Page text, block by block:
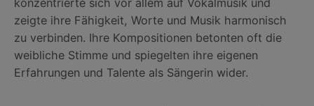
zeigte ihre Fähigkeit, Worte und Musik harmonisch
zu verbinden. Ihre Kompositionen betonten oft die
weibliche Stimme und spiegelten ihre eigenen
Erfahrungen und Talente als Sängerin wider.